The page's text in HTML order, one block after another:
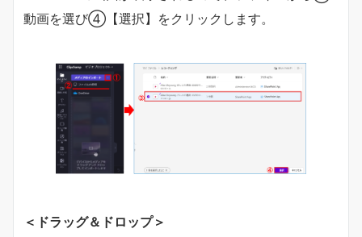
動画を選び④【選択】をクリックします。
＜ドラッグ＆ドロップ＞